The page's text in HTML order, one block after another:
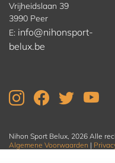
Vrijheidslaan 39
3990 Peer
E: info@nihonsport-
belux.be
Nihon Sport Belux, 2026 Alle
Algemene Voorwaarden |